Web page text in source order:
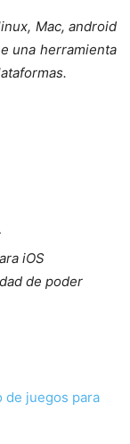
Mac, android
una herramienta
iOS
de poder
de juegos para